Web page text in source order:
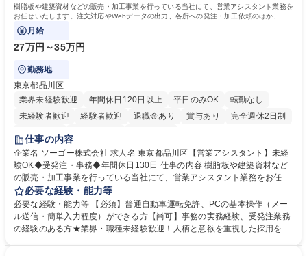
樹脂板や建築資材などの販売・加工事業を行っている当社にて、営業アシスタント業務を
お任せいたします。注文対応やWebデータの出力、各所への発注・加工依頼のほか、電
話・メール対応等の事務業務を担当します。
月給
27万円～35万円
勤務地
東京都品川区
業界未経験歓迎
年間休日120日以上 平日のみOK
転勤なし
未経験者歓迎
経験者歓迎 退職金あり 賞与あり
完全週休2日制
交通費支給
仕事の内容
企業名 ソーゴー株式会社 求人名 東京都品川区【営業アシスタント】未経
験OK◆受発注・事務◆年間休日130日 仕事の内容 樹脂板や建築資材など
の販売・加工事業を行っている当社にて、営業アシスタント業務をお任せ
いたします。注文対応やWebデータの出力、各所への発注・加工依頼のほ
か、電話・メール対応等の事務業務を担当します。 ■受注・発注業務：FA
Xによる注文対応、Web発注データのプリントアウト、各仕入先・協力会
社への発注および加工依頼等 ■納品書・請求書の作成および発送手配 ■商
必要な経験・能力等
必要な経験・能力等 【必須】普通自動車運転免許、PCの基本操作（メー
ル送信・簡単入力程度）ができる方【尚可】事務の実務経験、受発注業務
の経験のある方★業界・職種未経験歓迎！人柄と意欲を重視した採用を行